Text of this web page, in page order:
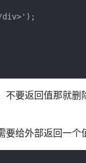
div>');
要返回值那就
要给外部返回一个